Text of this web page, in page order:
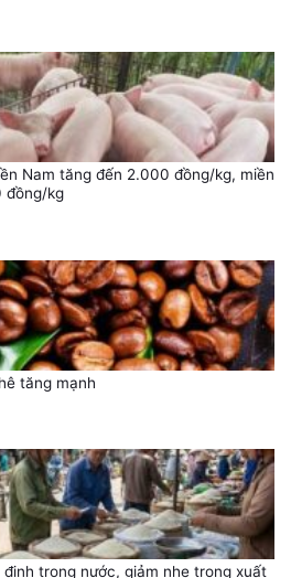
Nam tăng đến 2.000 đồng/kg, miền
đồng/kg
tăng mạnh
định trong nước, giảm nhẹ trong xuất